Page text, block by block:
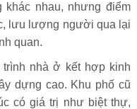
khác nhau, nhưng điểm
lưu lượng người qua lại
quan.
trình nhà ở kết hợp kinh
dựng cao. Khu phố cũ
có giá trị như biệt thự,